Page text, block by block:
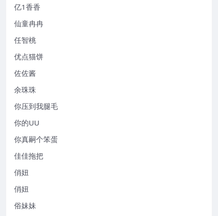
亿1香香
仙童冉冉
任智桃
优点猫饼
佐佐酱
余珠珠
你压到我腿毛
你的UU
你真嗣个笨蛋
佳佳拖把
俏妞
俏妞
俗妹妹